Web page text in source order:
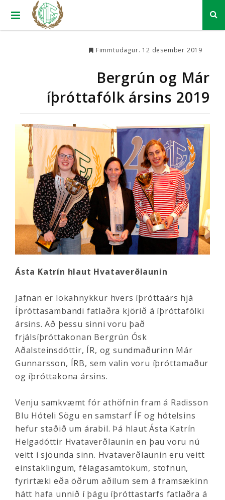
Fimmtudagur. 12 desember 2019
Bergrún og Már
íþróttafólk ársins 2019
Ásta Katrín hlaut Hvataverðlaunin
Jafnan er lokahnykkur hvers íþróttaárs hjá
Íþróttasambandi fatlaðra kjörið á íþróttafólki
ársins. Að þessu sinni voru það
frjálsíþróttakonan Bergrún Ósk
Aðalsteinsdóttir, ÍR, og sundmaðurinn Már
Gunnarsson, ÍRB, sem valin voru íþróttamaður
og íþróttakona ársins.
Venju samkvæmt fór athöfnin fram á Radisson
Blu Hóteli Sögu en samstarf ÍF og hótelsins
hefur staðið um árabil. Þá hlaut Ásta Katrín
Helgadóttir Hvataverðlaunin en þau voru nú
veitt í sjöunda sinn. Hvataverðlaunin eru veitt
einstaklingum, félagasamtökum, stofnun,
fyrirtæki eða öðrum aðilum sem á framsækinn
hátt hafa unnið í þágu íþróttastarfs fatlaðra á